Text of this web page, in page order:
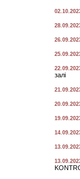
залі